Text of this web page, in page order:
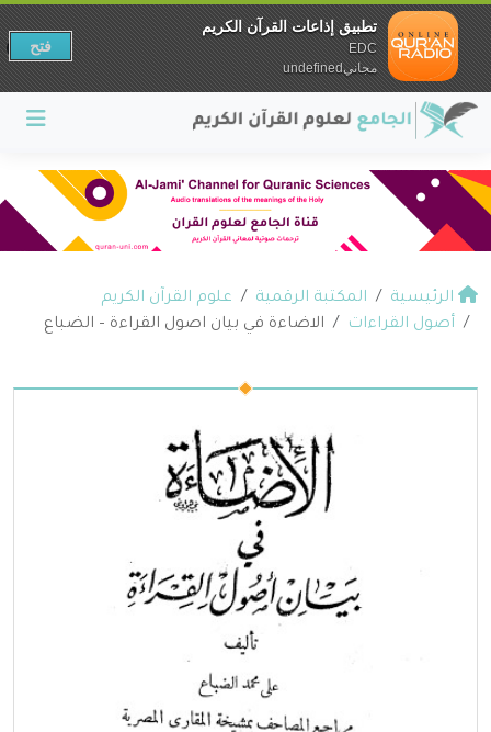
الرئيسية المكتبة الرقمية
علوم القرآن الكريم
أصول القراءات
الاضاءة في بيان اصول القراءة – الضباع
تطبيق إذاعات القرآن الكريم
EDC
مجانيundefined
فتح